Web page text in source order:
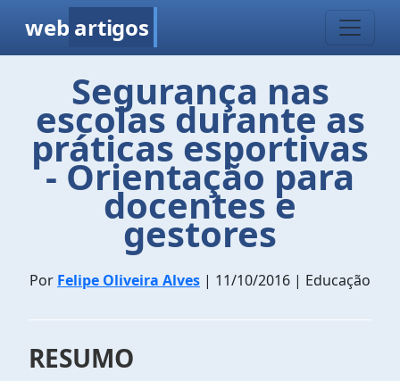
web artigos
Segurança nas
escolas durante as
práticas esportivas
- Orientação para
docentes e
gestores
Por Felipe Oliveira Alves | 11/10/2016 | Educação
RESUMO